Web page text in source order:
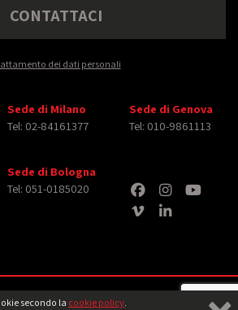
secondo la cookie policy.
CONTATTACI
dei dati personali
Sede di Milano
Tel: 02-84161377
Sede di Genova
Tel: 010-9861113
Sede di Bologna
Tel: 051-0185020
S.r.l. ‐ All rights reserved. Tutti i diritti relativi ad